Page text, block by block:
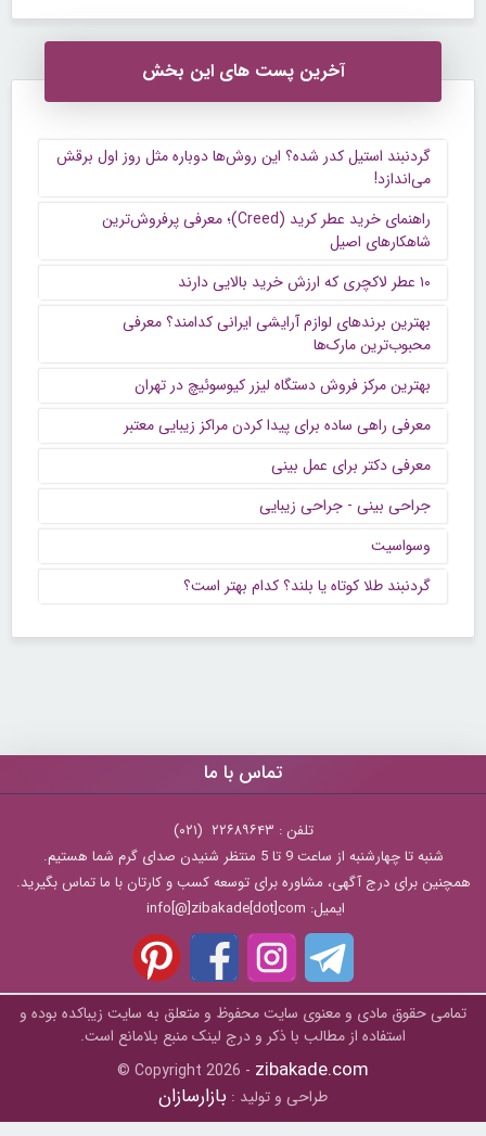
آخرین پست های این بخش
گردنبند استیل کدر شده؟ این روش‌ها دوباره مثل روز اول برقش
می‌اندازد!
راهنمای خرید عطر کرید (Creed)؛ معرفی پرفروش‌ترین
شاهکارهای اصیل
۱۰ عطر لاکچری که ارزش خرید بالایی دارند
بهترین برندهای لوازم آرایشی ایرانی کدامند؟ معرفی
محبوب‌ترین مارک‌ها
بهترین مرکز فروش دستگاه لیزر کیوسوئیچ در تهران
معرفی راهی ساده برای پیدا کردن مراکز زیبایی معتبر
معرفی دکتر برای عمل بینی
جراحی بینی - جراحی زیبایی
وسواسیت
گردنبند طلا کوتاه یا بلند؟ کدام بهتر است؟
تماس با ما
تلفن : ۲۲۶۸۹۶۴۳ (۰۲۱)
شنبه تا چهارشنبه از ساعت 9 تا 5 منتظر شنیدن صدای گرم شما هستیم.
همچنین برای درج آگهی، مشاوره برای توسعه کسب و کارتان با ما تماس بگیرید.
ایمیل: info[@]zibakade[dot]com
تمامی حقوق مادی و معنوی سایت محفوظ و متعلق به سايت زیباکده بوده و
استفاده از مطالب با ذکر و درج لینک منبع بلامانع است.
© Copyright 2026 - zibakade.com
طراحی و تولید : بازارسازان